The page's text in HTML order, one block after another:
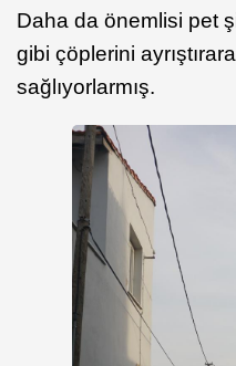
Daha da önemlisi pet
gibi çöplerini
sağlıyorlarmış.